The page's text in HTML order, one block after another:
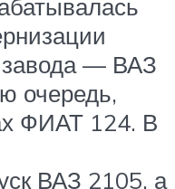
завода — ВАЗ
очередь,
ФИАТ 124. В
ВАЗ 2105, а